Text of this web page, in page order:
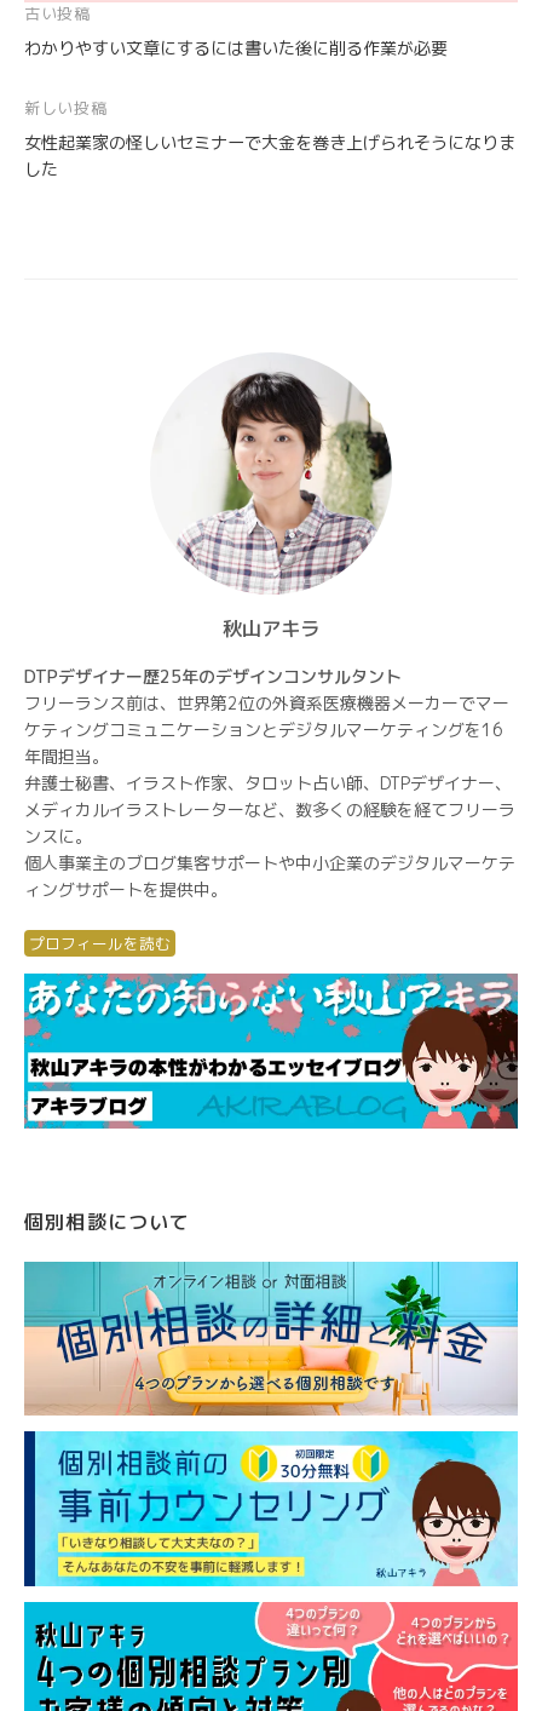
投
稿
ナ
ビ
ゲ
古い投稿
わかりやすい文章にするには書いた後に削る作業が必要
新しい投稿
女性起業家の怪しいセミナーで大金を巻き上げられそうになりま
した
秋山アキラ
DTPデザイナー歴25年のデザインコンサルタント
フリーランス前は、世界第2位の外資系医療機器メーカーでマー
ケティングコミュニケーションとデジタルマーケティングを16
年間担当。
弁護士秘書、イラスト作家、タロット占い師、DTPデザイナー、
メディカルイラストレーターなど、数多くの経験を経てフリーラ
ンスに。
個人事業主のブログ集客サポートや中小企業のデジタルマーケテ
ィングサポートを提供中。
プロフィールを読む
個別相談について